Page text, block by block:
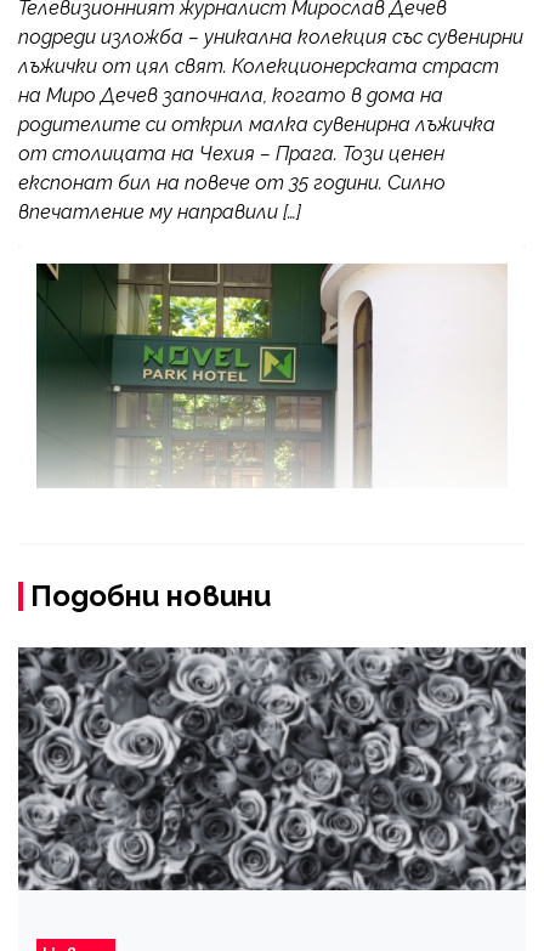
Телевизионният журналист Мирослав Дечев
подреди изложба – уникална колекция със сувенирни
лъжички от цял свят. Колекционерската страст
на Миро Дечев започнала, когато в дома на
родителите си открил малка сувенирна лъжичка
от столицата на Чехия – Прага. Този ценен
експонат бил на повече от 35 години. Силно
впечатление му направили […]
Подобни новини